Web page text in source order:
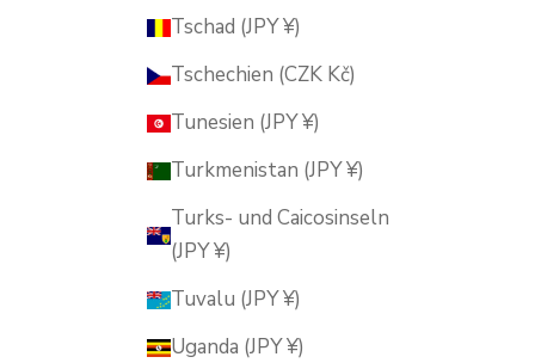
Tschad (JPY ¥)
Tschechien (CZK Kč)
Tunesien (JPY ¥)
Turkmenistan (JPY ¥)
Turks- und Caicosinseln
(JPY ¥)
Tuvalu (JPY ¥)
Uganda (JPY ¥)